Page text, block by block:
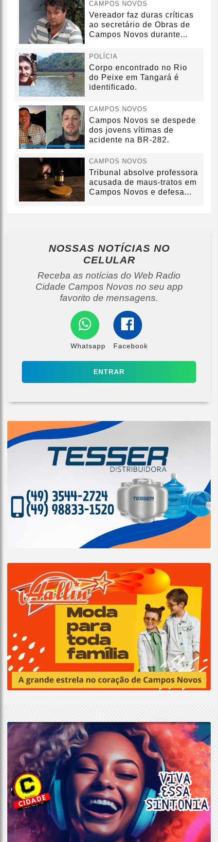
CAMPOS NOVOS
Vereador faz duras críticas
ao secretário de Obras de
Campos Novos durante...
POLÍCIA
Corpo encontrado no Rio
do Peixe em Tangará é
identificado.
CAMPOS NOVOS
Campos Novos se despede
dos jovens vítimas de
acidente na BR-282.
CAMPOS NOVOS
Tribunal absolve professora
acusada de maus-tratos em
Campos Novos e defesa...
NOSSAS NOTÍCIAS NO
CELULAR
Receba as notícias do Web Radio
Cidade Campos Novos no seu app
favorito de mensagens.
Whatsapp Facebook
ENTRAR